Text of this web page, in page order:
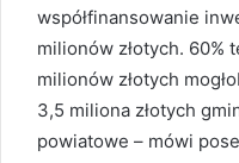
współfinansowanie
milionów złotych. 60%
milionów złotych
3,5 miliona złotych
powiatowe – mówi